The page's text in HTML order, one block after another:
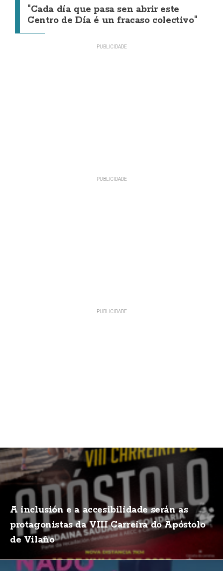
"Cada día que pasa sen abrir este
Centro de Día é un fracaso colectivo"
A inclusión e a accesibilidade serán as
protagonistas da VIII Carreira do Apóstolo
de Vilaño